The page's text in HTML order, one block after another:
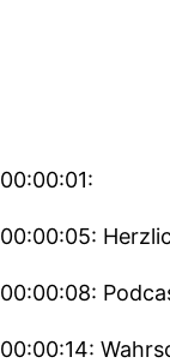
00:00:01:
00:00:05:
00:00:08:
00:00:14: